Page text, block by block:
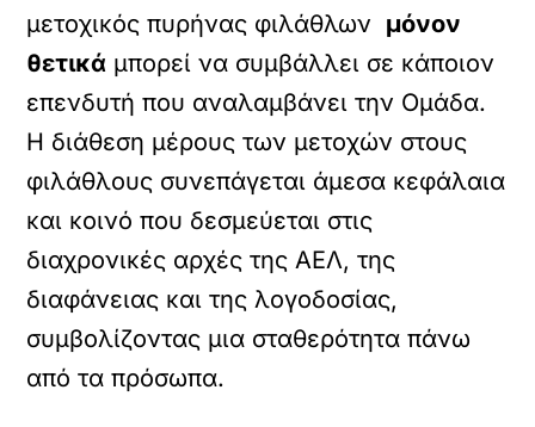
μετοχικός πυρήνας φιλάθλων μόνον
θετικά μπορεί να συμβάλλει σε κάποιον
επενδυτή που αναλαμβάνει την Ομάδα.
Η διάθεση μέρους των μετοχών στους
φιλάθλους συνεπάγεται άμεσα κεφάλαια
και κοινό που δεσμεύεται στις
διαχρονικές αρχές της ΑΕΛ, της
διαφάνειας και της λογοδοσίας,
συμβολίζοντας μια σταθερότητα πάνω
από τα πρόσωπα.